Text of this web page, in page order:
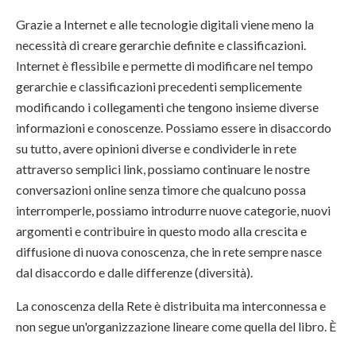
Grazie a Internet e alle tecnologie digitali viene meno la
necessità di creare gerarchie definite e classificazioni.
Internet è flessibile e permette di modificare nel tempo
gerarchie e classificazioni precedenti semplicemente
modificando i collegamenti che tengono insieme diverse
informazioni e conoscenze. Possiamo essere in disaccordo
su tutto, avere opinioni diverse e condividerle in rete
attraverso semplici link, possiamo continuare le nostre
conversazioni online senza timore che qualcuno possa
interromperle, possiamo introdurre nuove categorie, nuovi
argomenti e contribuire in questo modo alla crescita e
diffusione di nuova conoscenza, che in rete sempre nasce
dal disaccordo e dalle differenze (diversità).
La conoscenza della Rete è distribuita ma interconnessa e
non segue un'organizzazione lineare come quella del libro. È